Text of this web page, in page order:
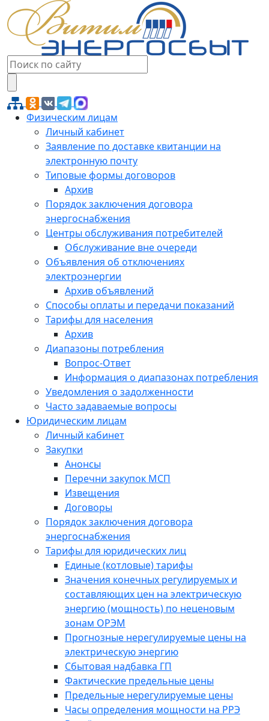
Физическим лицам
Личный кабинет
Заявление по доставке квитанции на
электронную почту
Типовые формы договоров
Архив
Порядок заключения договора
энергоснабжения
Центры обслуживания потребителей
Обслуживание вне очереди
Объявления об отключениях
электроэнергии
Архив объявлений
Способы оплаты и передачи показаний
Тарифы для населения
Архив
Диапазоны потребления
Вопрос-Ответ
Информация о диапазонах потребления
Уведомления о задолженности
Часто задаваемые вопросы
Юридическим лицам
Личный кабинет
Закупки
Анонсы
Перечни закупок МСП
Извещения
Договоры
Порядок заключения договора
энергоснабжения
Тарифы для юридических лиц
Единые (котловые) тарифы
Значения конечных регулируемых и
составляющих цен на электрическую
энергию (мощность) по неценовым
зонам ОРЭМ
Прогнозные нерегулируемые цены на
электрическую энергию
Сбытовая надбавка ГП
Фактические предельные цены
Предельные нерегулируемые цены
Часы определения мощности на РРЭ